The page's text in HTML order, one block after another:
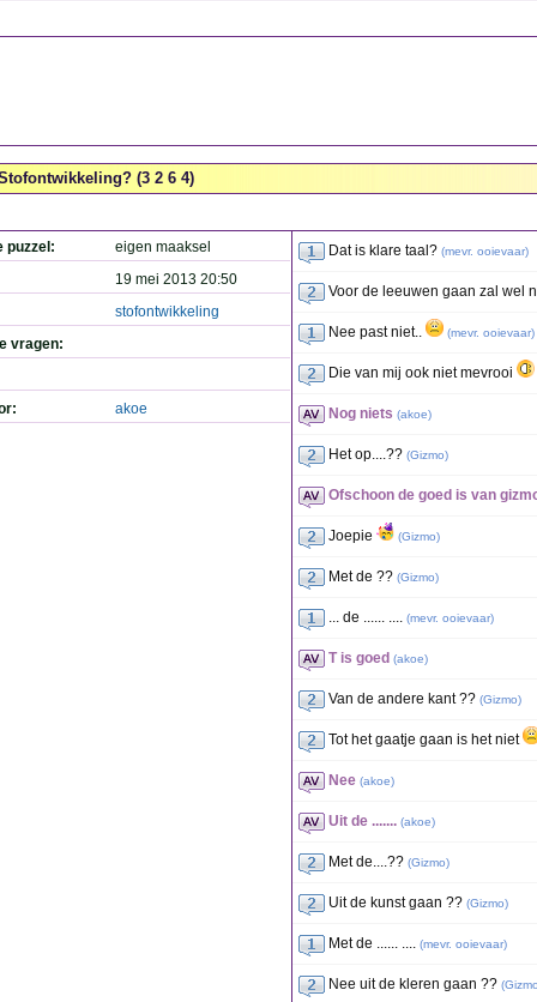
(3 2 6 4)
puzzel:
eigen maaksel
19 mei 2013 20:50
stofontwikkeling
vragen:
akoe
Dat is klare taal? (mevr. ooievaar)
Voor de leeuwen gaan zal wel
Nee past niet.. (mevr. ooievaar)
Die van mij ook niet mevrooi
Nog niets (akoe)
Het op....?? (Gizmo)
Ofschoon de goed is van
Joepie (Gizmo)
Met de ?? (Gizmo)
... de ...... .... (mevr. ooievaar)
T is goed (akoe)
Van de andere kant ?? (Gizmo)
Tot het gaatje gaan is het niet
Nee (akoe)
Uit de ....... (akoe)
Met de....?? (Gizmo)
Uit de kunst gaan ?? (Gizmo)
Met de ...... .... (mevr. ooievaar)
Nee uit de kleren gaan ?? (Gizmo